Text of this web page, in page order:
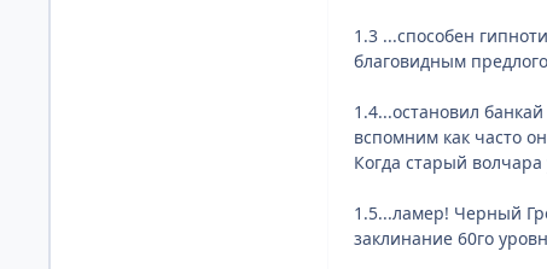
1.3 ...способен
благовидным
1.4...остановил
вспомним как часто
Когда старый
1.5...ламер! Черный
заклинание 60го